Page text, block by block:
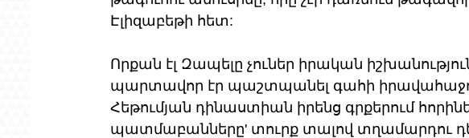
Էլիզաբեթի հետ:
Որքան էլ Զապելը չուներ իրական
պարտավոր էր պաշտպանել գահի
Հեթումյան դինաստիան իրենց գրքերում
պատմաբանները' տուրք տալով տղամարդու